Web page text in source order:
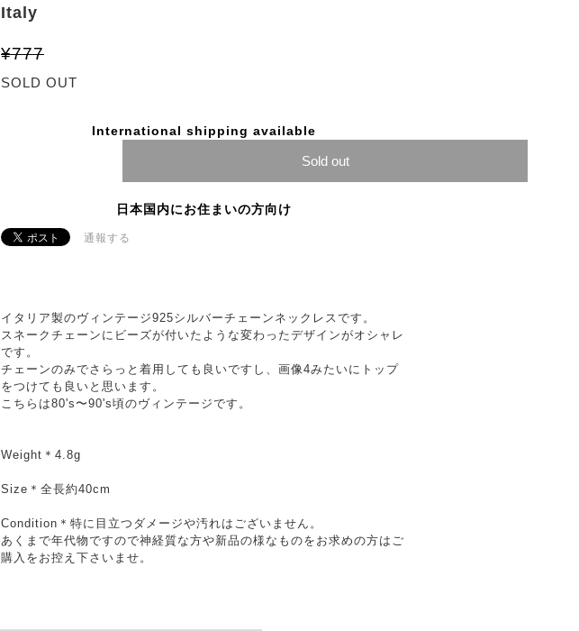
Italy
¥777
SOLD OUT
International shipping available
Sold out
日本国内にお住まいの方向け
通報する
イタリア製のヴィンテージ925シルバーチェーンネックレスです。
スネークチェーンにビーズが付いたような変わったデザインがオシャレ
です。
チェーンのみでさらっと着用しても良いですし、画像4みたいにトップ
をつけても良いと思います。
こちらは80's〜90's頃のヴィンテージです。
Weight＊4.8g
Size＊全長約40cm
Condition＊特に目立つダメージや汚れはございません。
あくまで年代物ですので神経質な方や新品の様なものをお求めの方はご
購入をお控え下さいませ。